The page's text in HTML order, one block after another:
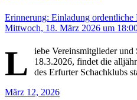
Erinnerung: Einladung
Mittwoch, 18. März 2026 um
L
iebe Vereinsmitglieder
18.3.2026, findet die
des Erfurter Schachklubs
März 12, 2026